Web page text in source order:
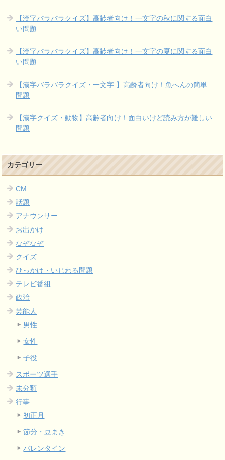
【漢字バラバラクイズ】高齢者向け！一文字の秋に関する面白
い問題
【漢字バラバラクイズ】高齢者向け！一文字の夏に関する面白
い問題
【漢字バラバラクイズ・一文字 】高齢者向け！魚へんの簡単
問題
【漢字クイズ・動物】高齢者向け！面白いけど読み方が難しい
問題
カテゴリー
CM
話題
アナウンサー
お出かけ
なぞなぞ
クイズ
ひっかけ・いじわる問題
テレビ番組
政治
芸能人
男性
女性
子役
スポーツ選手
未分類
行事
初正月
節分・豆まき
バレンタイン